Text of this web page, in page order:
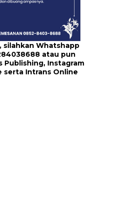
silahkan Whatshapp
atau pun
Publishing, Instagram
serta Intrans Online